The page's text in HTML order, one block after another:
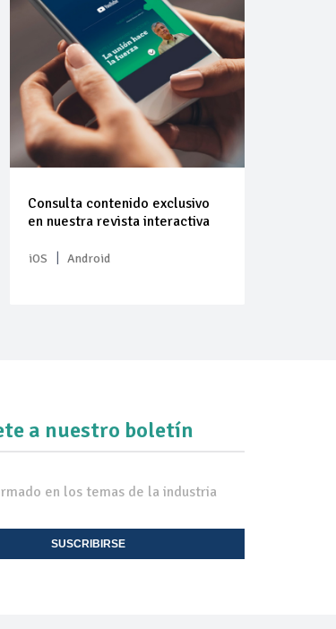
Consulta contenido exclusivo
en nuestra revista interactiva
iOS | Android
a nuestro boletín
en los temas de la industria
SUSCRIBIRSE